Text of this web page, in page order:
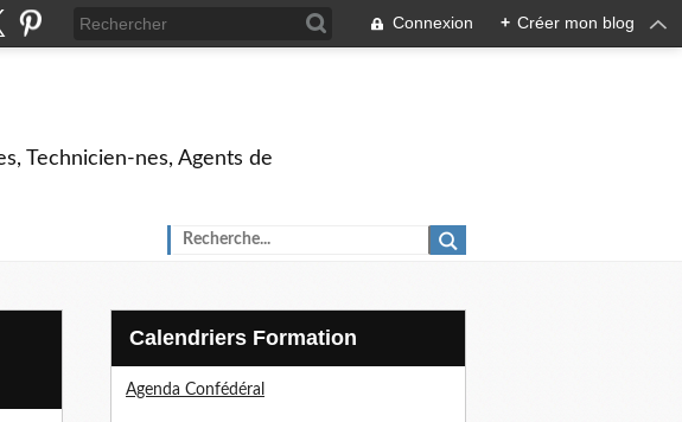
Connexion + Créer mon blog
Technicien-nes, Agents de
Calendriers Formation
Agenda Confédéral